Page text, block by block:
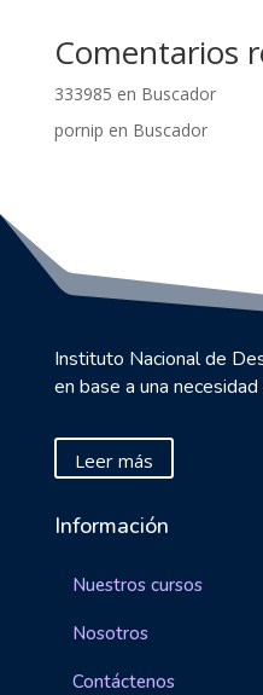
Comentarios
333985 en Buscador
pornip en Buscador
Instituto Nacional de
en base a una
Leer más
Información
Nuestros cursos
Nosotros
Contáctenos